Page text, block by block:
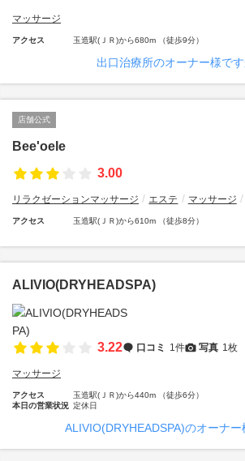
マッサージ
アクセス 玉造駅(ＪＲ)から680m （徒歩9分）
出口治療所のオーナー様です
店舗公式
Bee'oele
3.00
リラクゼーションマッサージ エステ マッサージ
アクセス 玉造駅(ＪＲ)から610m （徒歩8分）
ALIVIO(DRYHEADSPA)
3.22 口コミ 1件 写真 1枚
マッサージ
アクセス
玉造駅(ＪＲ)から440m （徒歩6分）
本日の営業状況 定休日
ALIVIO(DRYHEADSPA)のオーナー